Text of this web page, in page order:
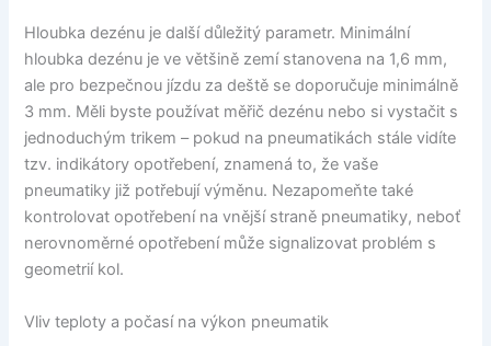
Hloubka dezénu je další důležitý parametr. Minimální
hloubka dezénu je ve většině zemí stanovena na 1,6 mm,
ale pro bezpečnou jízdu za deště se doporučuje minimálně
3 mm. Měli byste používat měřič dezénu nebo si vystačit s
jednoduchým trikem – pokud na pneumatikách stále vidíte
tzv. indikátory opotřebení, znamená to, že vaše
pneumatiky již potřebují výměnu. Nezapomeňte také
kontrolovat opotřebení na vnější straně pneumatiky, neboť
nerovnoměrné opotřebení může signalizovat problém s
geometrií kol.
Vliv teploty a počasí na výkon pneumatik